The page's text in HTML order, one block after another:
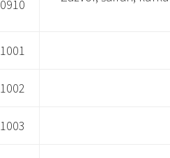
0910
1001
1002
1003